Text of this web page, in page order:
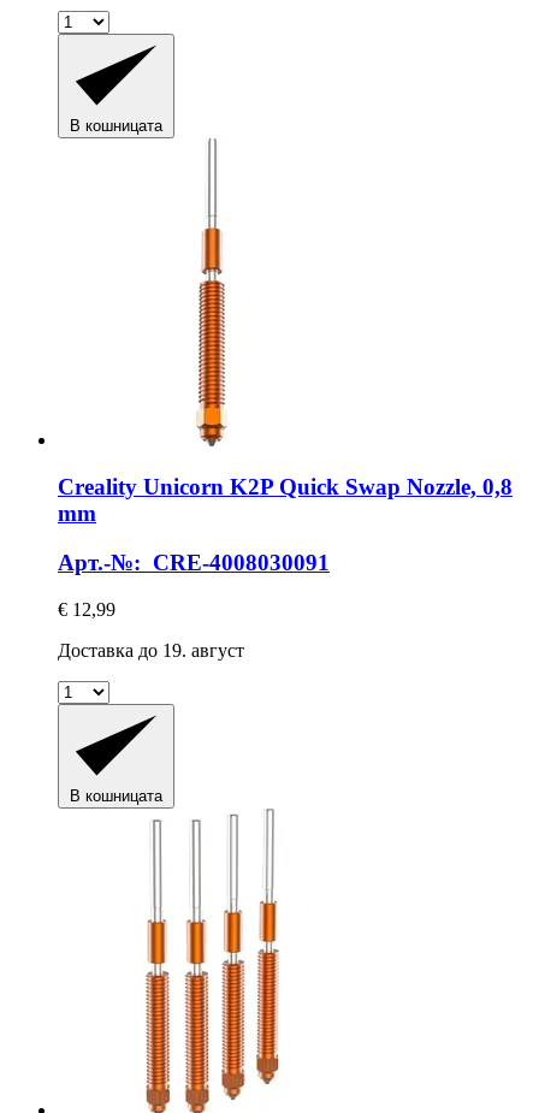
В кошницата
Creality Unicorn K2P Quick Swap Nozzle, 0,8
mm
Арт.-№: CRE-4008030091
€ 12,99
Доставка до 19. август
В кошницата